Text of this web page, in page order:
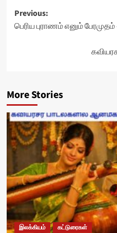
Post
navigation
Previous:
பெரிய புராணம் எனும் பேரமுதம்
More Stories
இலக்கியம் கட்டுரைகள்